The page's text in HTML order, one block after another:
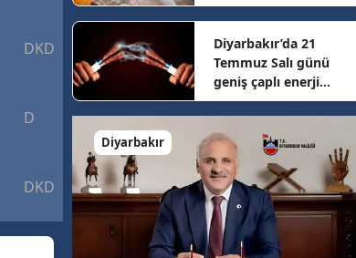
DKD 5.14 km/h
D 5.69 km/h
DKD 7.73 km/h
sonrası güncel fiyatlar
belli oldu
Diyarbakır’da 21
Temmuz Salı günü
geniş çaplı enerji
mesaisi: 16 ilçede
elektrikler kesilecek
Diyarbakır